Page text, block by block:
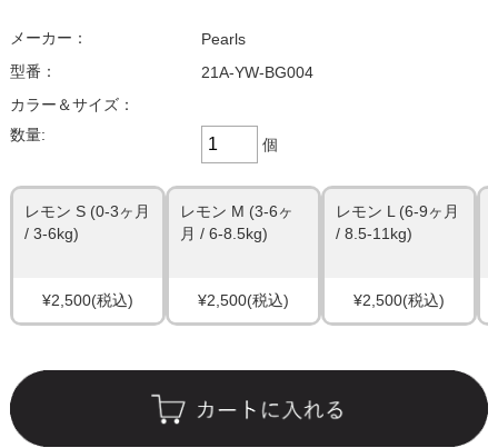
メーカー：
Pearls
型番：
21A-YW-BG004
カラー＆サイズ：
数量:
個
レモン S (0-3ヶ月
/ 3-6kg)
¥2,500(税込)
レモン M (3-6ヶ
月 / 6-8.5kg)
¥2,500(税込)
レモン L (6-9ヶ月
/ 8.5-11kg)
¥2,500(税込)